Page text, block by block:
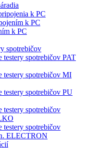
k PC
k PC
k PC
spotrebičov
testery spotrebičov PAT
testery spotrebičov MI
testery spotrebičov PU
testery spotrebičov
testery spotrebičov
ELECTRON